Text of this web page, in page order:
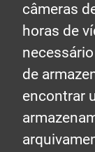
câmeras
horas de
de
encontrar